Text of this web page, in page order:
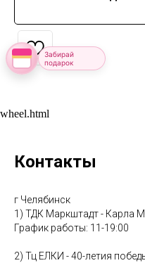
wheel.html
Забирай
подарок
Контакты
г Челябинск
1) ТДК Маркштадт - Карла
График работы: 11-19:00
2) Тц ЕЛКИ - 40-летия